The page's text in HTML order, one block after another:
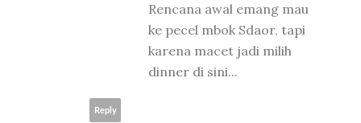
Rencana awal emang mau
ke pecel mbok Sdaor, tapi
karena macet jadi milih
dinner di sini...
Reply